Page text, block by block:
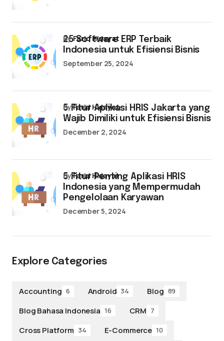
25 Software ERP Terbaik
Indonesia untuk Efisiensi Bisnis
byFarid Hidayat
September 25, 2024
5 Fitur Aplikasi HRIS Jakarta yang
Wajib Dimiliki untuk Efisiensi Bisnis
byFarid Hidayat
December 2, 2024
5 Fitur Penting Aplikasi HRIS
Indonesia yang Mempermudah
Pengelolaan Karyawan
byFarid Hidayat
December 5, 2024
Explore Categories
Accounting 6 Android 34 Blog 89
Blog Bahasa Indonesia 16 CRM 7
Cross Platform 34 E-Commerce 10